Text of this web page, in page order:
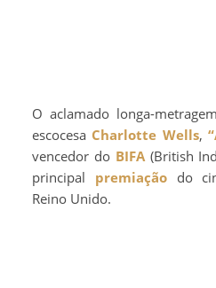
O aclamado longa-metragem de estreia da cineasta
escocesa Charlotte Wells,
vencedor do BIFA(British
principal premiaçãodo
Reino Unido.